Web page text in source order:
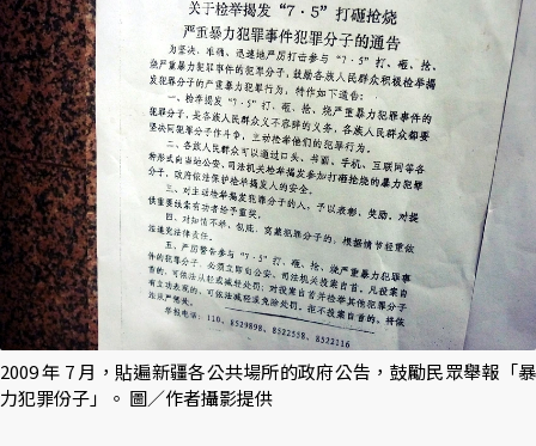
2009 年 7 月，貼遍新疆各公共場所的政府公告，鼓勵民眾舉報「暴
力犯罪份子」。 圖／作者攝影提供